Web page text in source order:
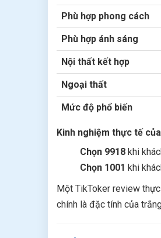
Phù hợp phong cách
Phù hợp ánh sáng
Nội thất kết hợp
Ngoại thất
Mức độ phổ biến
Kinh nghiệm thực tế
Chọn 9918 khi
Chọn 1001 khi
Một TikToker review
chính là đặc tính của